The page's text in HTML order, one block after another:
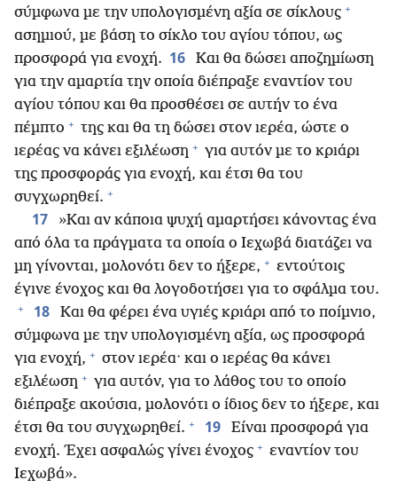
σύμφωνα με την υπολογισμένη αξία σε σίκλους +
ασημιού, με βάση το σίκλο του αγίου τόπου, ως
προσφορά για ενοχή. 16
Και θα δώσει αποζημίωση
για την αμαρτία την οποία διέπραξε εναντίον του
αγίου τόπου και θα προσθέσει σε αυτήν το ένα
πέμπτο + της και θα τη δώσει στον ιερέα, ώστε ο
ιερέας να κάνει εξιλέωση + για αυτόν με το κριάρι
της προσφοράς για ενοχή, και έτσι θα του
συγχωρηθεί. +
17
»Και αν κάποια ψυχή αμαρτήσει κάνοντας ένα
από όλα τα πράγματα τα οποία ο Ιεχωβά διατάζει να
μη γίνονται, μολονότι δεν το ήξερε, + εντούτοις
έγινε ένοχος και θα λογοδοτήσει για το σφάλμα του.
+ 18
Και θα φέρει ένα υγιές κριάρι από το ποίμνιο,
σύμφωνα με την υπολογισμένη αξία, ως προσφορά
για ενοχή, + στον ιερέα· και ο ιερέας θα κάνει
εξιλέωση + για αυτόν, για το λάθος του το οποίο
διέπραξε ακούσια, μολονότι ο ίδιος δεν το ήξερε, και
έτσι θα του συγχωρηθεί. + 19
Είναι προσφορά για
ενοχή. Έχει ασφαλώς γίνει ένοχος + εναντίον του
Ιεχωβά».